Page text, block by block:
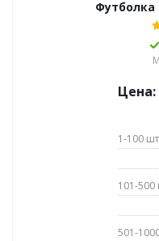
Футболка
Цена:
1-100 шт
101-500
501-